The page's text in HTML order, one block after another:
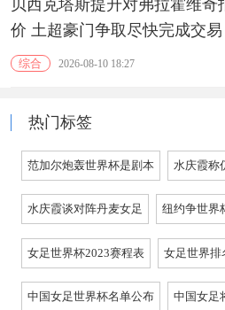
贝西克塔斯提升对弗拉霍维奇
价 土超豪门争取尽快完成交易
综合 2026-08-10 18:27
热门标签
范加尔炮轰世界杯是剧本 水庆霞称
水庆霞谈对阵丹麦女足 纽约争世界
女足世界杯2023赛程表 女足世界排
中国女足世界杯名单公布 中国女足